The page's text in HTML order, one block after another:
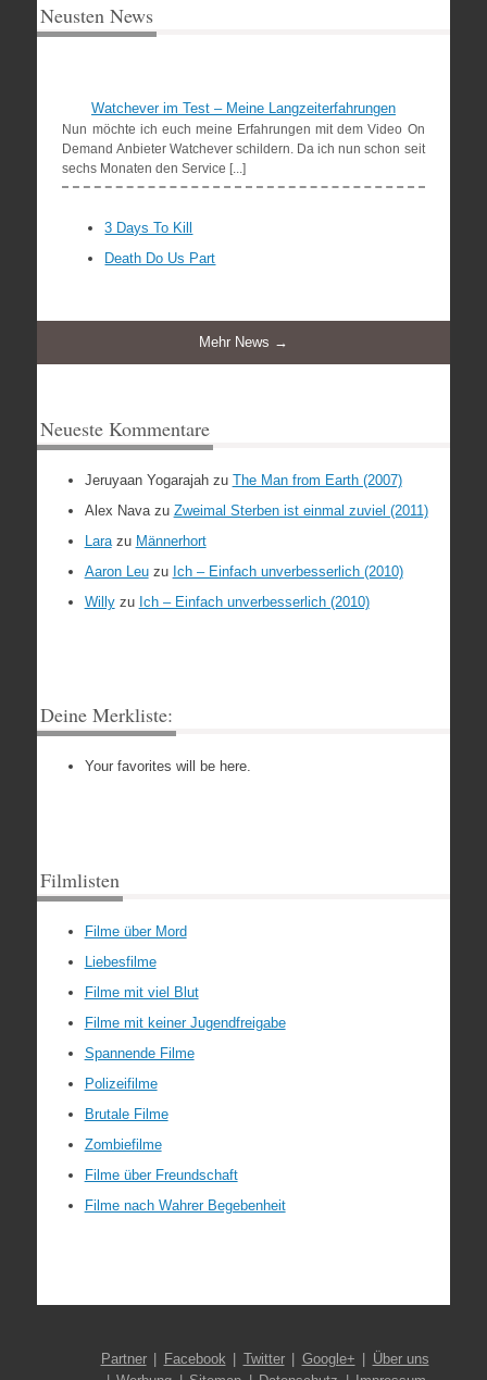
Neusten News
Watchever im Test – Meine Langzeiterfahrungen
Nun möchte ich euch meine Erfahrungen mit dem Video On
Demand Anbieter Watchever schildern. Da ich nun schon seit
sechs Monaten den Service [...]
3 Days To Kill
Death Do Us Part
Mehr News →
Neueste Kommentare
Jeruyaan Yogarajahzu The Man from Earth (2007)
Alex Navazu Zweimal Sterben ist einmal zuviel (2011)
Larazu Männerhort
Aaron Leuzu Ich – Einfach unverbesserlich (2010)
Willyzu Ich – Einfach unverbesserlich (2010)
Deine Merkliste:
Your favorites will be here.
Filmlisten
Filme über Mord
Liebesfilme
Filme mit viel Blut
Filme mit keiner Jugendfreigabe
Spannende Filme
Polizeifilme
Brutale Filme
Zombiefilme
Filme über Freundschaft
Filme nach Wahrer Begebenheit
Partner Facebook Twitter Google+
Über uns